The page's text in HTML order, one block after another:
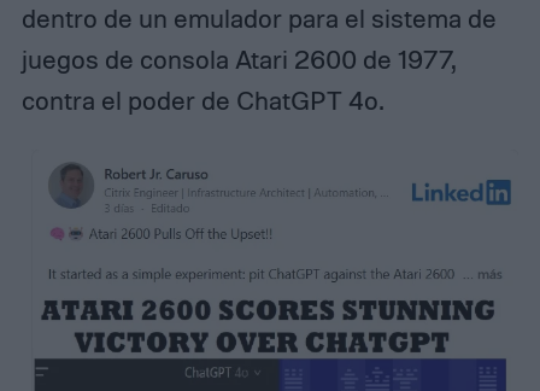
dentro de un emulador para el sistema de
juegos de consola Atari 2600 de 1977,
contra el poder de ChatGPT 4o.